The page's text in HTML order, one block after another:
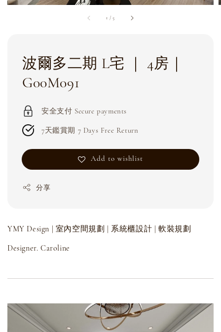
1 /5
波爾多二期 L宅 ｜ 4房｜
G00M091
安全支付 Secure payments
7天鑑賞期 7 Days Free Return
Add to wishlist
分享
YMY Design | 室內空間規劃 | 系統櫃設計 | 軟裝規劃
Designer. Caroline